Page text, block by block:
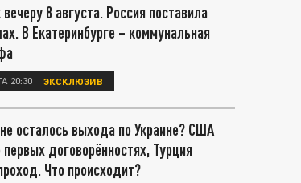
8 августа. Россия поставила
В Екатеринбурге – коммунальная
20:30 ЭКСКЛЮЗИВ
осталось выхода по Украине? США
первых договорённостях, Турция
Что происходит?